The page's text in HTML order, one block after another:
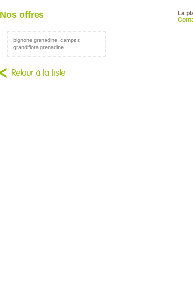
Nos offres
La
bignone grenadine, campsis
grandiflora grenadine
Retour à la liste